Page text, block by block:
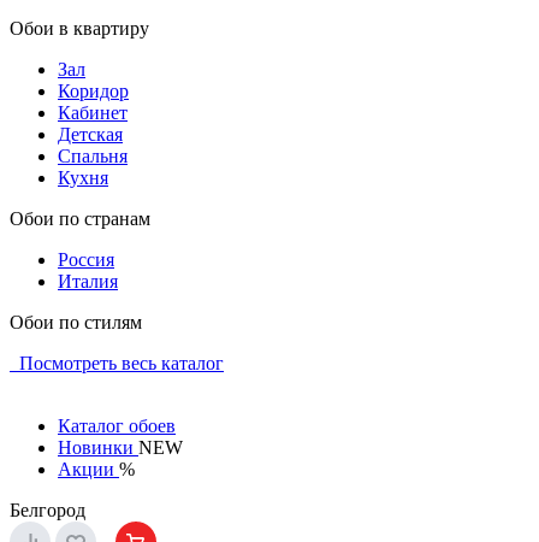
Обои в квартиру
Зал
Коридор
Кабинет
Детская
Спальня
Кухня
Обои по странам
Россия
Италия
Обои по стилям
Посмотреть весь каталог
Каталог обоев
Новинки NEW
Акции %
Белгород